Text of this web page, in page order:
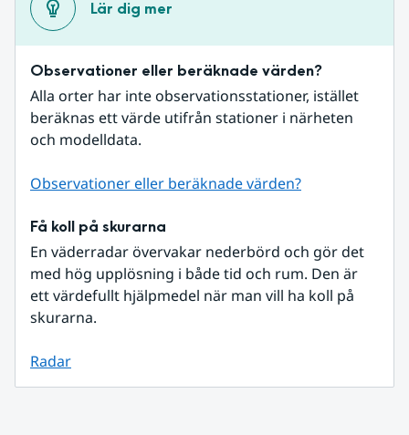
Lär dig mer
Observationer eller beräknade värden?
Alla orter har inte observationsstationer, istället
beräknas ett värde utifrån stationer i närheten
och modelldata.
Observationer eller beräknade värden?
Få koll på skurarna
En väderradar övervakar nederbörd och gör det
med hög upplösning i både tid och rum. Den är
ett värdefullt hjälpmedel när man vill ha koll på
skurarna.
Radar